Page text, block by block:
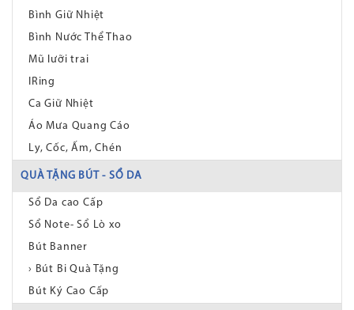
Bình Giữ Nhiệt
Bình Nước Thể Thao
Mũ lưỡi trai
IRing
Ca Giữ Nhiệt
Áo Mưa Quang Cáo
Ly, Cốc, Ấm, Chén
QUÀ TẶNG BÚT - SỔ DA
Sổ Da cao Cấp
Sổ Note- Sổ Lò xo
Bút Banner
› Bút Bi Quà Tặng
Bút Ký Cao Cấp